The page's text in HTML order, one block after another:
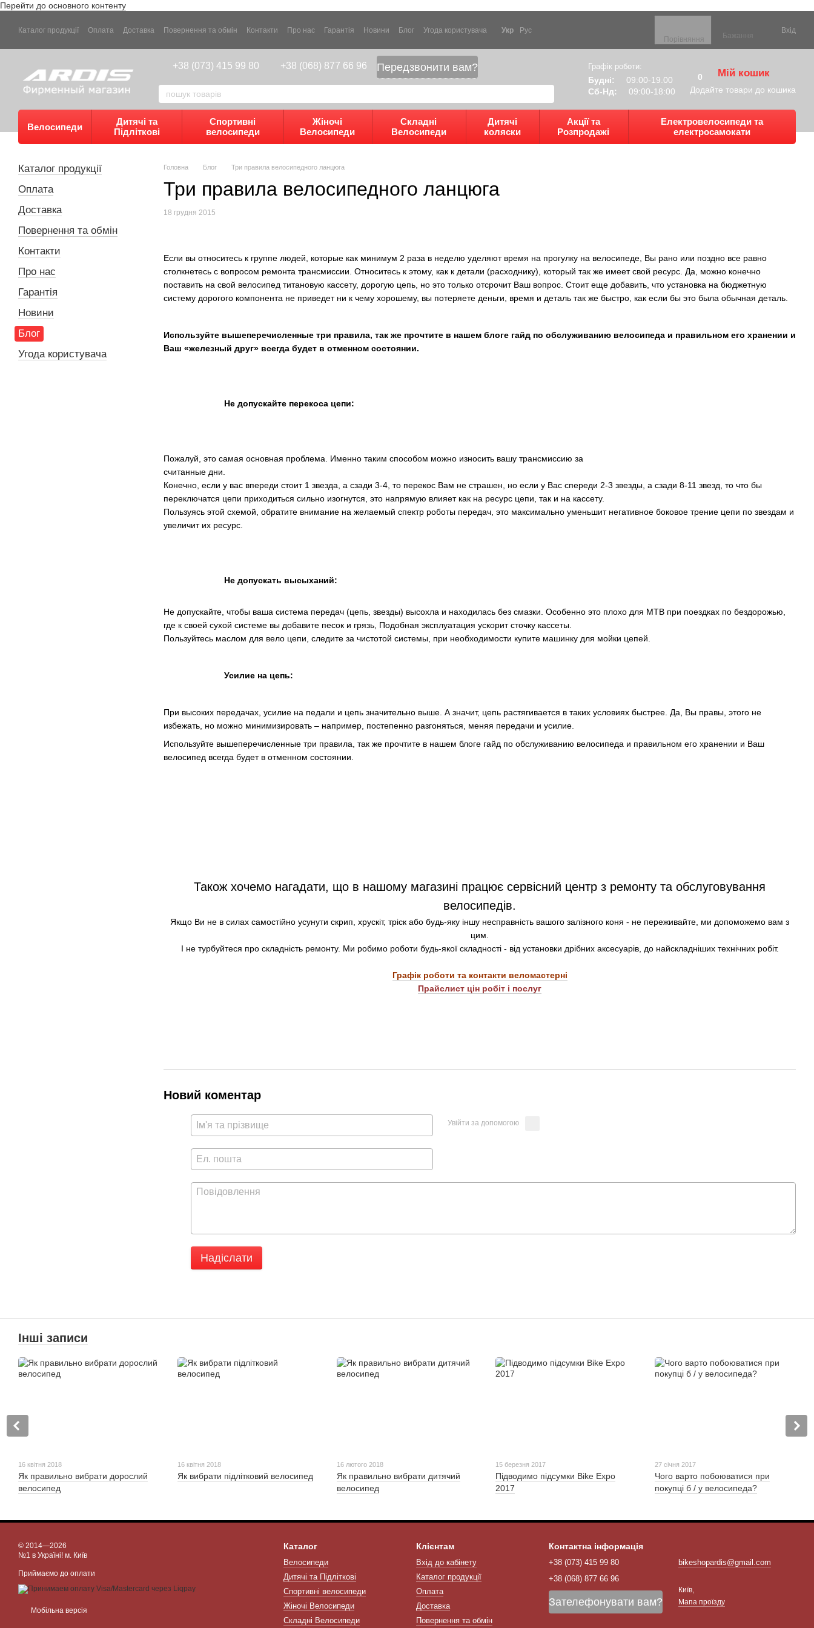
Перейти до основного контенту
Каталог продукції Оплата Доставка Повернення та обмін Контакти Про нас Гарантія Новини Блог Угода користувача Укр
Рус
Порівняння
Бажання
Вхід
+38 (073) 415 99 80 +38 (068) 877 66 96 Передзвонити вам? Графік роботи:
Будні:
09:00-19.00
Сб-Нд:
09:00-18:00
0 Мій кошик
Додайте товари до кошика
Велосипеди
Дитячі та
Підліткові
Спортивні
велосипеди
Жіночі
Велосипеди
Складні
Велосипеди
Дитячі
коляски
Акції та
Розпродажі
Електровелосипеди та
електросамокати
Головна Блог Три правила велосипедного ланцюга
Три правила велосипедного ланцюга
18 грудня 2015
Если вы относитесь к группе людей, которые как минимум 2 раза в неделю уделяют время на прогулку на велосипеде, Вы рано или поздно все равно
столкнетесь с вопросом ремонта трансмиссии. Относитесь к этому, как к детали (расходнику), который так же имеет свой ресурс. Да, можно конечно
поставить на свой велосипед титановую кассету, дорогую цепь, но это только отсрочит Ваш вопрос. Стоит еще добавить, что установка на бюджетную
систему дорогого компонента не приведет ни к чему хорошему, вы потеряете деньги, время и деталь так же быстро, как если бы это была обычная деталь.
Используйте вышеперечисленные три правила, так же прочтите в нашем блоге гайд по обслуживанию велосипеда и правильном его хранении и
Ваш «железный друг» всегда будет в отменном состоянии.
Не допускайте перекоса цепи:
Пожалуй, это самая основная проблема. Именно таким способом можно износить вашу трансмиссию за
считанные дни.
Конечно, если у вас впереди стоит 1 звезда, а сзади 3-4, то перекос Вам не страшен, но если у Вас спереди 2-3 звезды, а сзади 8-11 звезд, то что бы
переключатся цепи приходиться сильно изогнутся, это напрямую влияет как на ресурс цепи, так и на кассету.
Пользуясь этой схемой, обратите внимание на желаемый спектр роботы передач, это максимально уменьшит негативное боковое трение цепи по звездам и
увеличит их ресурс.
Не допускать высыханий:
Не допускайте, чтобы ваша система передач (цепь, звезды) высохла и находилась без смазки. Особенно это плохо для MTB при поездках по бездорожью,
где к своей сухой системе вы добавите песок и грязь, Подобная эксплуатация ускорит сточку кассеты.
Пользуйтесь маслом для вело цепи, следите за чистотой системы, при необходимости купите машинку для мойки цепей.
Усилие на цепь:
При высоких передачах, усилие на педали и цепь значительно выше. А значит, цепь растягивается в таких условиях быстрее. Да, Вы правы, этого не
избежать, но можно минимизировать – например, постепенно разгоняться, меняя передачи и усилие.
Используйте вышеперечисленные три правила, так же прочтите в нашем блоге гайд по обслуживанию велосипеда и правильном его хранении и Ваш
велосипед всегда будет в отменном состоянии.
Також хочемо нагадати, що в нашому магазині працює сервісний центр з ремонту та обслуговування
велосипедів.
Якщо Ви не в силах самостійно усунути скрип, хрускіт, тріск або будь-яку іншу несправність вашого залізного коня - не переживайте, ми допоможемо вам з
цим.
І не турбуйтеся про складність ремонту. Ми робимо роботи будь-якої складності - від установки дрібних аксесуарів, до найскладніших технічних робіт.
Графік роботи та контакти веломастерні
Прайслист цін робіт і послуг
Новий коментар
Увійти за допомогою
Надіслати
Каталог продукції
Оплата
Доставка
Повернення та обмін
Контакти
Про нас
Гарантія
Новини
Блог
Угода користувача
Інші записи
16 квітня 2018
Як правильно вибрати дорослий
велосипед
16 квітня 2018
Як вибрати підлітковий велосипед
16 лютого 2018
Як правильно вибрати дитячий
велосипед
15 березня 2017
Підводимо підсумки Bike Expo
2017
27 січня 2017
Чого варто побоюватися при
покупці б / у велосипеда?
© 2014—2026
№1 в Україні! м. Київ
Приймаємо до оплати
Мобільна версія
Каталог
Велосипеди
Дитячі та Підліткові
Спортивні велосипеди
Жіночі Велосипеди
Складні Велосипеди
Клієнтам
Вхід до кабінету
Каталог продукції
Оплата
Доставка
Повернення та обмін
Контактна інформація
+38 (073) 415 99 80
+38 (068) 877 66 96
Зателефонувати вам?
bikeshopardis@gmail.com
Київ,
Мапа проїзду